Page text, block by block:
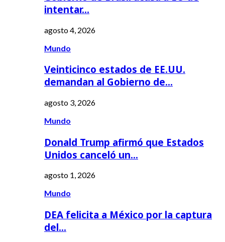
intentar…
agosto 4, 2026
Mundo
Veinticinco estados de EE.UU.
demandan al Gobierno de…
agosto 3, 2026
Mundo
Donald Trump afirmó que Estados
Unidos canceló un…
agosto 1, 2026
Mundo
DEA felicita a México por la captura
del…